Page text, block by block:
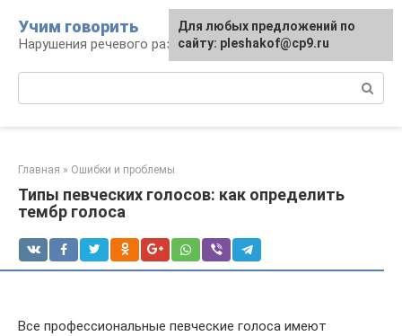
контенту
Учим говорить
Нарушения речевого развития
Главная » Ошибки и проблемы
Типы певческих голосов: как определить
тембр голоса
Все профессиональные певческие голоса имеют
Для любых предложений по
сайту: pleshakof@cp9.ru